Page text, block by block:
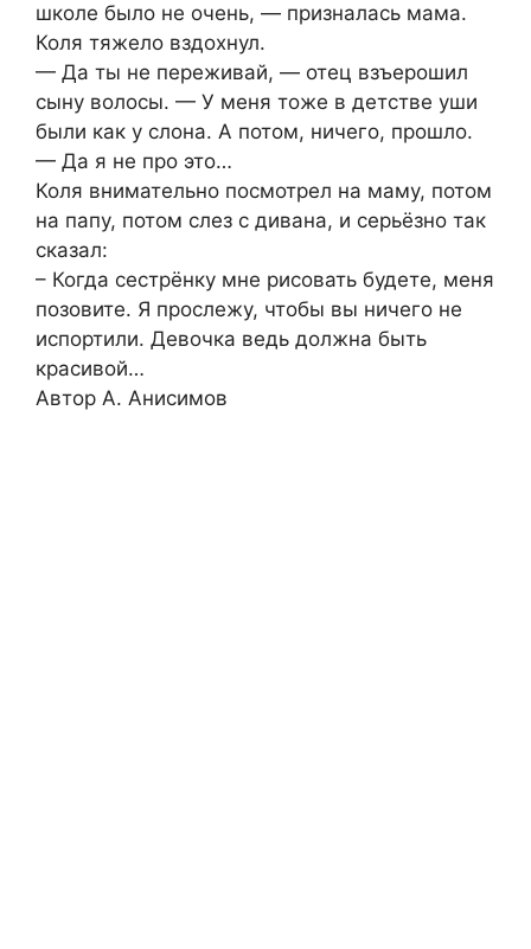
школе было не очень, — призналась мама.
Коля тяжело вздохнул.
— Да ты не переживай, — отец взъерошил
сыну волосы. — У меня тоже в детстве уши
были как у слона. А потом, ничего, прошло.
— Да я не про это…
Коля внимательно посмотрел на маму, потом
на папу, потом слез с дивана, и серьёзно так
сказал:
– Когда сестрёнку мне рисовать будете, меня
позовите. Я прослежу, чтобы вы ничего не
испортили. Девочка ведь должна быть
красивой…
Автор А. Анисимов